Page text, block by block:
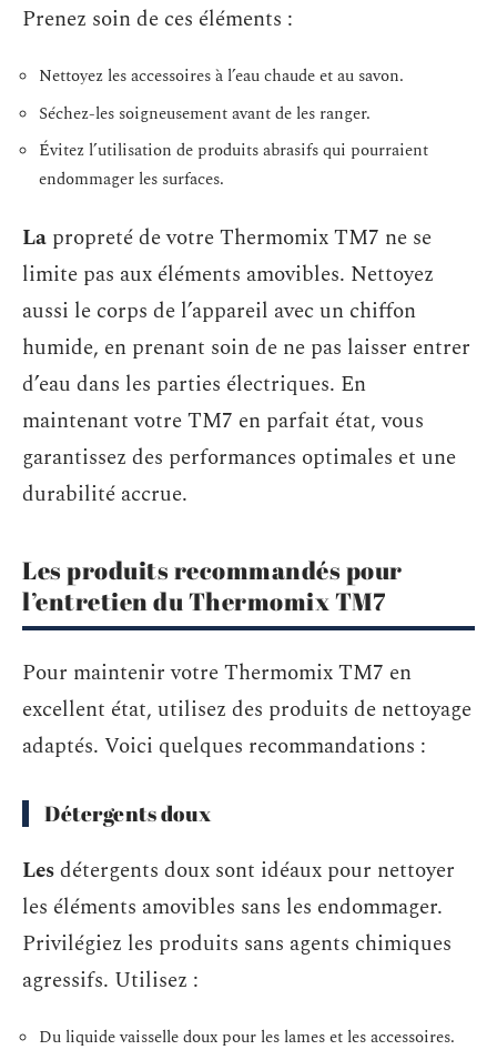
Prenez soin de ces éléments :
Nettoyez les accessoires à l’eau chaude et au savon.
Séchez-les soigneusement avant de les ranger.
Évitez l’utilisation de produits abrasifs qui pourraient
endommager les surfaces.
La propreté de votre Thermomix TM7 ne se
limite pas aux éléments amovibles. Nettoyez
aussi le corps de l’appareil avec un chiffon
humide, en prenant soin de ne pas laisser entrer
d’eau dans les parties électriques. En
maintenant votre TM7 en parfait état, vous
garantissez des performances optimales et une
durabilité accrue.
Les produits recommandés pour
l’entretien du Thermomix TM7
Pour maintenir votre Thermomix TM7 en
excellent état, utilisez des produits de nettoyage
adaptés. Voici quelques recommandations :
Détergents doux
Lesdétergents doux sont idéaux pour nettoyer
les éléments amovibles sans les endommager.
Privilégiez les produits sans agents chimiques
agressifs. Utilisez :
Du liquide vaisselle doux pour les lames et les accessoires.